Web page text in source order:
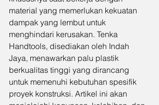
material yang memerlukan kekuatan
dampak yang lembut untuk
menghindari kerusakan. Tenka
Handtools, disediakan oleh Indah
Jaya, menawarkan palu plastik
berkualitas tinggi yang dirancang
untuk memenuhi kebutuhan spesifik
proyek konstruksi. Artikel ini akan